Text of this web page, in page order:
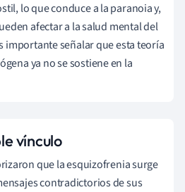
lo que conduce a la paranoia y,
afectar a la salud mental del
importante señalar que esta teoría
ya no se sostiene en la
vínculo
que la esquizofrenia surge
contradictorios de sus